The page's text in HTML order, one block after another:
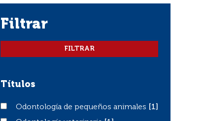
filtrar
Títulos
Odontología de pequeños animales
Odontología de pequeños animales
[1]